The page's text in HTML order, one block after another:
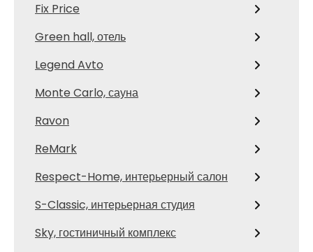
Fix Price
Green hall, отель
Legend Avto
Monte Carlo, сауна
Ravon
ReMark
Respect-Home, интерьерный салон
S-Classic, интерьерная студия
Sky, гостиничный комплекс